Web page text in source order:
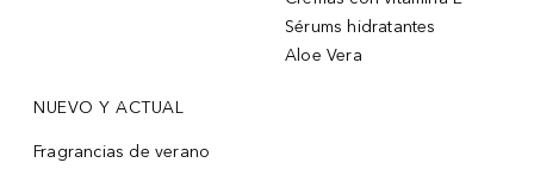
Sérums hidratantes
Aloe Vera
NUEVO Y ACTUAL
Fragrancias de verano